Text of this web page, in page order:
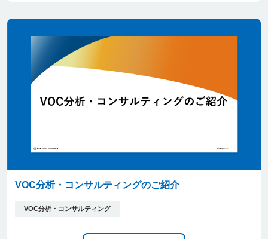
VOC分析・コンサルティングのご紹介
VOC分析・コンサルティング